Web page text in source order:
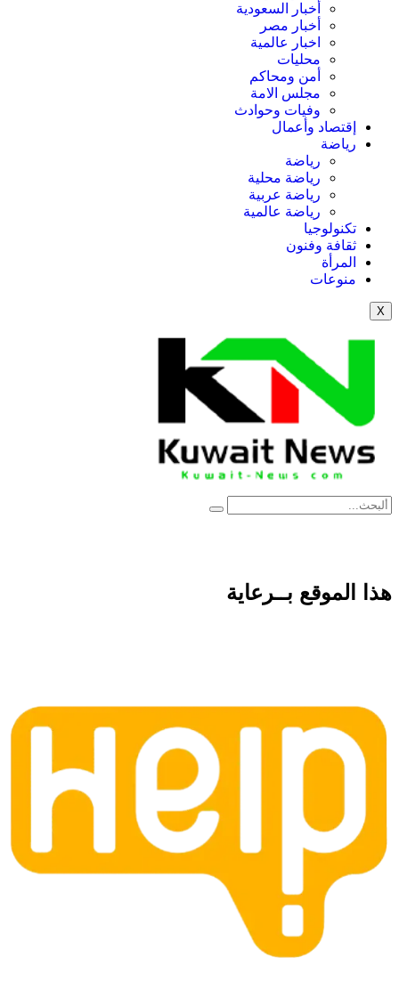
أخبار السعودية
أخبار مصر
اخبار عالمية
محليات
أمن ومحاكم
مجلس الامة
وفيات وحوادث
إقتصاد وأعمال
رياضة
رياضة
رياضة محلية
رياضة عربية
رياضة عالمية
تكنولوجيا
ثقافة وفنون
المرأة
منوعات
X
NE
News Elementor
هذا الموقع بــرعاية